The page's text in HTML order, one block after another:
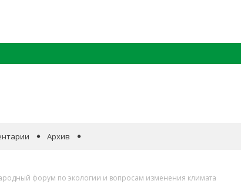
Архив
форум по экологии и вопросам изменения климата